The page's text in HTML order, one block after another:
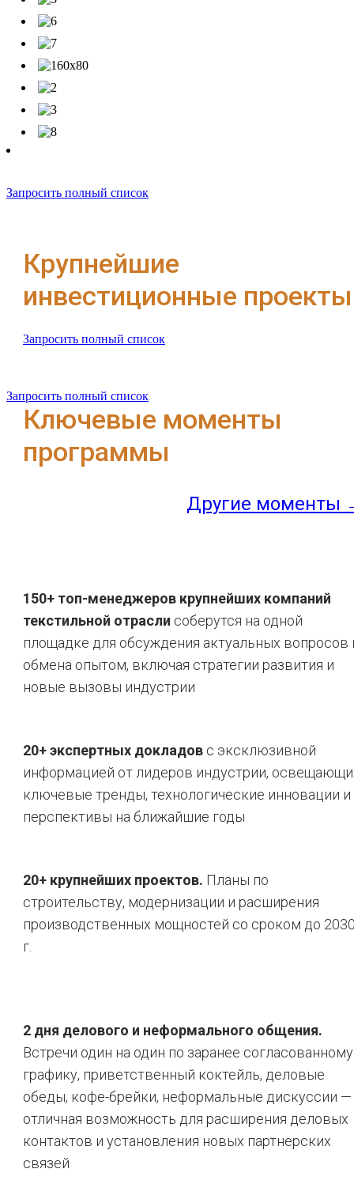
Запросить полный список
Крупнейшие
инвестиционные проекты
Запросить полный список
Запросить полный список
Ключевые моменты
программы
Другие моменты
150+ топ-менеджеров крупнейших компаний
текстильной отрасли соберутся на одной
площадке для обсуждения актуальных вопросов
обмена опытом, включая стратегии развития и
новые вызовы индустрии
20+ экспертных докладов с эксклюзивной
информацией от лидеров индустрии,
ключевые тренды, технологические инновации и
перспективы на ближайшие годы
20+ крупнейших проектов. Планы по
строительству, модернизации и расширения
производственных мощностей со сроком до
г.
2 дня делового и неформального общения.
Встречи один на один по заранее согласованному
графику, приветственный коктейль, деловые
обеды, кофе-брейки, неформальные дискуссии —
отличная возможность для расширения деловых
контактов и установления новых партнерских
связей